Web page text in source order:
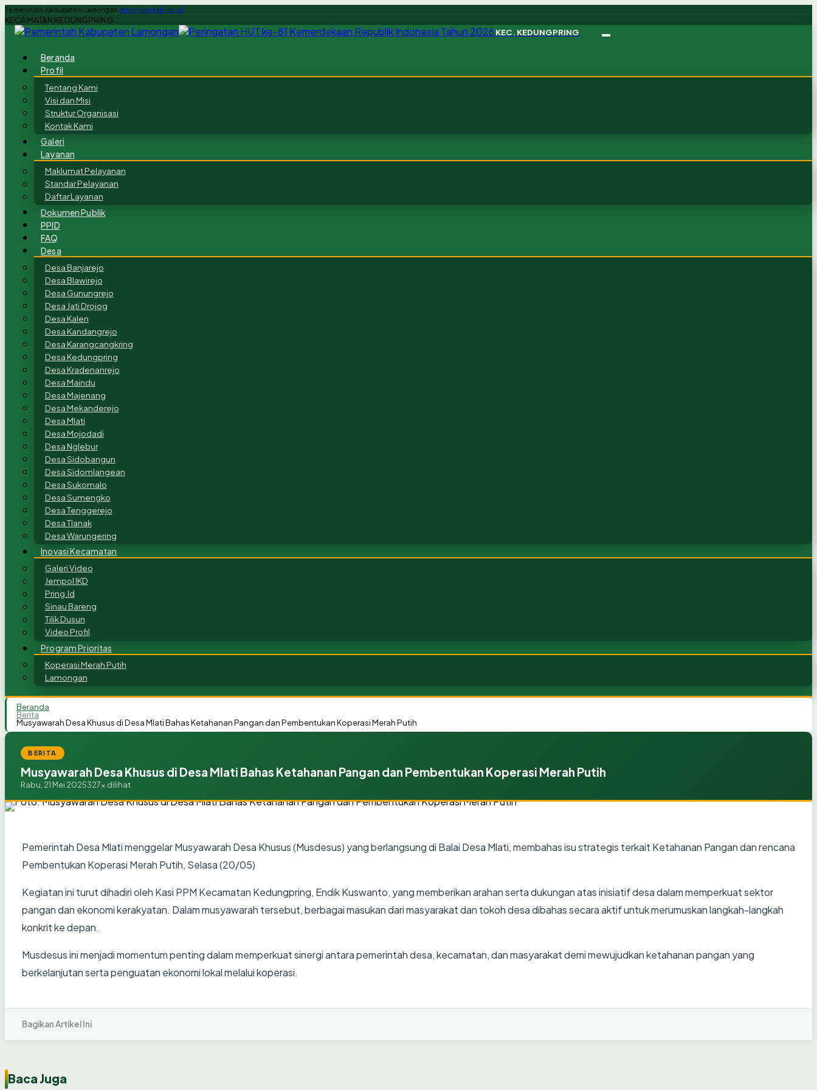
Pemerintah Kabupaten Lamongan lamongankab.go.id
KECAMATAN KEDUNGPRING
KEC. KEDUNGPRING
Beranda
Profil
Tentang Kami
Visi dan Misi
Struktur Organisasi
Kontak Kami
Galeri
Layanan
Maklumat Pelayanan
Standar Pelayanan
Daftar Layanan
Dokumen Publik
PPID
FAQ
Desa
Desa Banjarejo
Desa Blawirejo
Desa Gunungrejo
Desa Jati Drojog
Desa Kalen
Desa Kandangrejo
Desa Karangcangkring
Desa Kedungpring
Desa Kradenanrejo
Desa Maindu
Desa Majenang
Desa Mekanderejo
Desa Mlati
Desa Mojodadi
Desa Nglebur
Desa Sidobangun
Desa Sidomlangean
Desa Sukomalo
Desa Sumengko
Desa Tenggerejo
Desa Tlanak
Desa Warungering
Inovasi Kecamatan
Galeri Video
Jempol IKD
Pring.Id
Sinau Bareng
Tilik Dusun
Video Profil
Program Prioritas
Koperasi Merah Putih
Lamongan
Beranda
Berita
Musyawarah Desa Khusus di Desa Mlati Bahas Ketahanan Pangan dan Pembentukan Koperasi Merah Putih
BERITA
Musyawarah Desa Khusus di Desa Mlati Bahas Ketahanan Pangan dan Pembentukan Koperasi Merah Putih
Rabu, 21 Mei 2025327x dilihat
Pemerintah Desa Mlati menggelar Musyawarah Desa Khusus (Musdesus) yang berlangsung di Balai Desa Mlati, membahas isu strategis terkait Ketahanan Pangan dan rencana
Pembentukan Koperasi Merah Putih, Selasa (20/05)
Kegiatan ini turut dihadiri oleh Kasi PPM Kecamatan Kedungpring, Endik Kuswanto, yang memberikan arahan serta dukungan atas inisiatif desa dalam memperkuat sektor
pangan dan ekonomi kerakyatan. Dalam musyawarah tersebut, berbagai masukan dari masyarakat dan tokoh desa dibahas secara aktif untuk merumuskan langkah-langkah
konkrit ke depan.
Musdesus ini menjadi momentum penting dalam memperkuat sinergi antara pemerintah desa, kecamatan, dan masyarakat demi mewujudkan ketahanan pangan yang
berkelanjutan serta penguatan ekonomi lokal melalui koperasi.
Bagikan Artikel Ini
Baca Juga